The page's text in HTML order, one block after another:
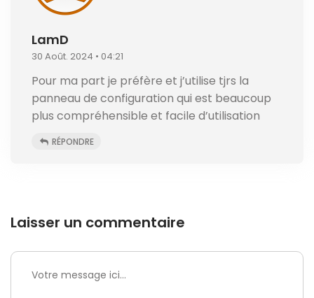
LamD
30 Août. 2024 • 04:21
Pour ma part je préfère et j’utilise tjrs la
panneau de configuration qui est beaucoup
plus compréhensible et facile d’utilisation
RÉPONDRE
Laisser un commentaire